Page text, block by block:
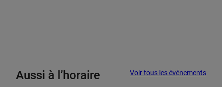
Aussi à l’horaire Voir tous les événements